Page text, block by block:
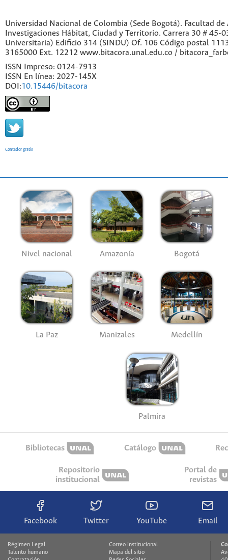
Universidad Nacional de Colombia (Sede Bogotá). Facultad
Investigaciones Hábitat, Ciudad y Territorio. Carrera 30 # 45-
Universitaria) Edificio 314 (SINDU) Of. 106 Código postal
3165000 Ext. 12212 www.bitacora.unal.edu.co /
ISSN Impreso: 0124-7913
ISSN En línea: 2027-145X
DOI:10.15446/bitacora
Contador gratis
Nivel nacional Amazonía Bogotá
La Paz Manizales Medellín
Palmira
Bibliotecas Catálogo
Repositorio
institucional
Portal de
revistas
Facebook Twitter YouTube Email
Régimen Legal
Talento humano
Correo institucional
Mapa del sitio